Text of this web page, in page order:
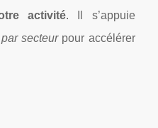
activité. Il s’appuie
secteurpour accélérer